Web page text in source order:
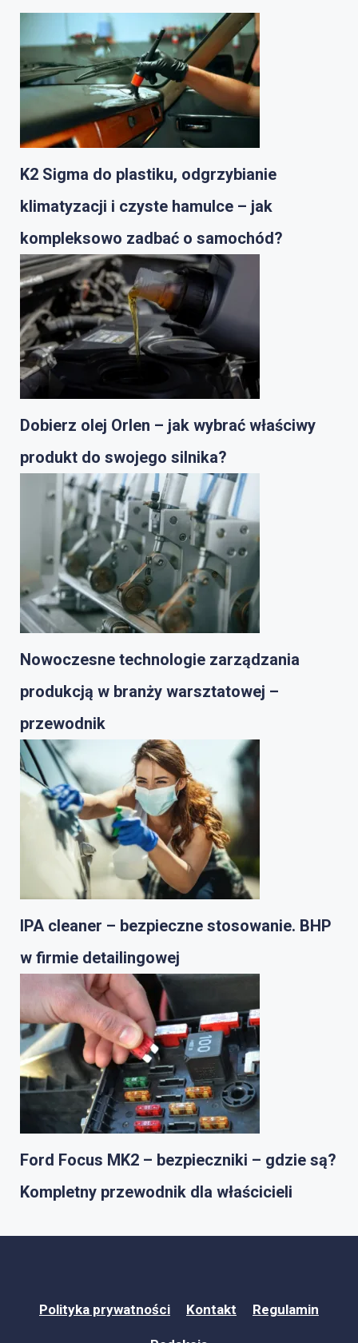
K2 Sigma do plastiku, odgrzybianie
klimatyzacji i czyste hamulce – jak
kompleksowo zadbać o samochód?
Dobierz olej Orlen – jak wybrać właściwy
produkt do swojego silnika?
Nowoczesne technologie zarządzania
produkcją w branży warsztatowej –
przewodnik
IPA cleaner – bezpieczne stosowanie. BHP
w firmie detailingowej
Ford Focus MK2 – bezpieczniki – gdzie są?
Kompletny przewodnik dla właścicieli
Polityka prywatności Kontakt Regulamin